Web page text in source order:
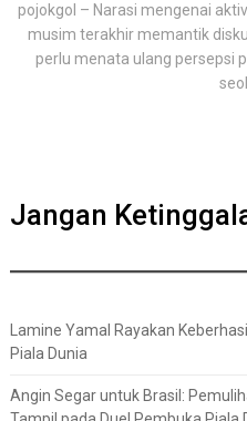
pojokgol – Narasi mengenai
musim terakhir memantik
perlu menata ulang persepsi
Jangan
Lamine Yamal Rayakan
Piala Dunia
Angin Segar untuk Brasil: